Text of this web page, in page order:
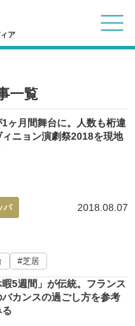
ア
一覧
ヶ月間舞台に。人数も桁違
ニョン演劇祭2018を現地
パ 2018.08.07
芝居
暇5週間」が伝統。フランス
カンスの過ごし方を参考